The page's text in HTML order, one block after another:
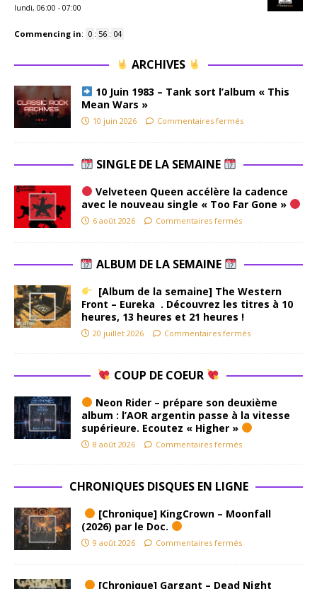
lundi, 06:00 - 07:00
Commencing in: 0 : 56 : 03
ARCHIVES
10 Juin 1983 – Tank sort l’album « This
Mean Wars »
10 juin 2026 Commentaires fermés
SINGLE DE LA SEMAINE
Velveteen Queen accélère la cadence
avec le nouveau single « Too Far Gone »
6 août 2026 Commentaires fermés
ALBUM DE LA SEMAINE
[Album de la semaine] The Western
Front – Eureka . Découvrez les titres à 10
heures, 13 heures et 21 heures !
20 juillet 2026 Commentaires fermés
COUP DE COEUR
Neon Rider – prépare son deuxième
album : l’AOR argentin passe à la vitesse
supérieure. Ecoutez « Higher »
8 août 2026 Commentaires fermés
CHRONIQUES DISQUES EN LIGNE
[Chronique] KingCrown – Moonfall
(2026) par le Doc.
9 août 2026 Commentaires fermés
[Chronique] Gargant – Dead Night